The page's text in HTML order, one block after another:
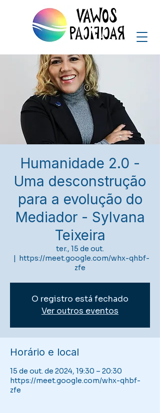
Humanidade 2.0 -
Uma desconstrução
para a evolução do
Mediador - Sylvana
Teixeira
ter., 15 de out.
  |
https://meet.google.com/whx-qhbf-
zfe
O registro está fechado
Ver outros eventos
Horário e local
15 de out. de 2024, 19:30 – 20:30
https://meet.google.com/whx-qhbf-
zfe